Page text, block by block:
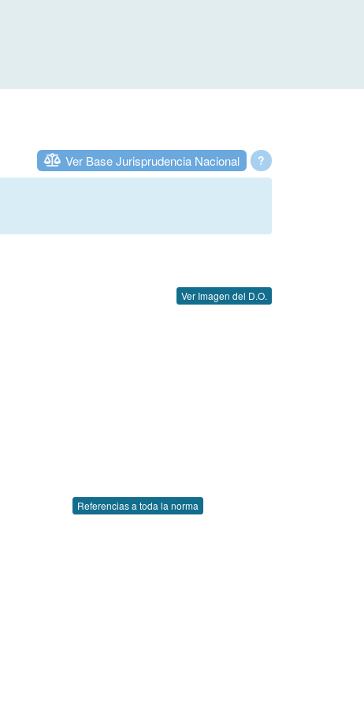
?
Ver Base Jurisprudencia Nacional
Ver Imagen del D.O.
Referencias a toda la norma